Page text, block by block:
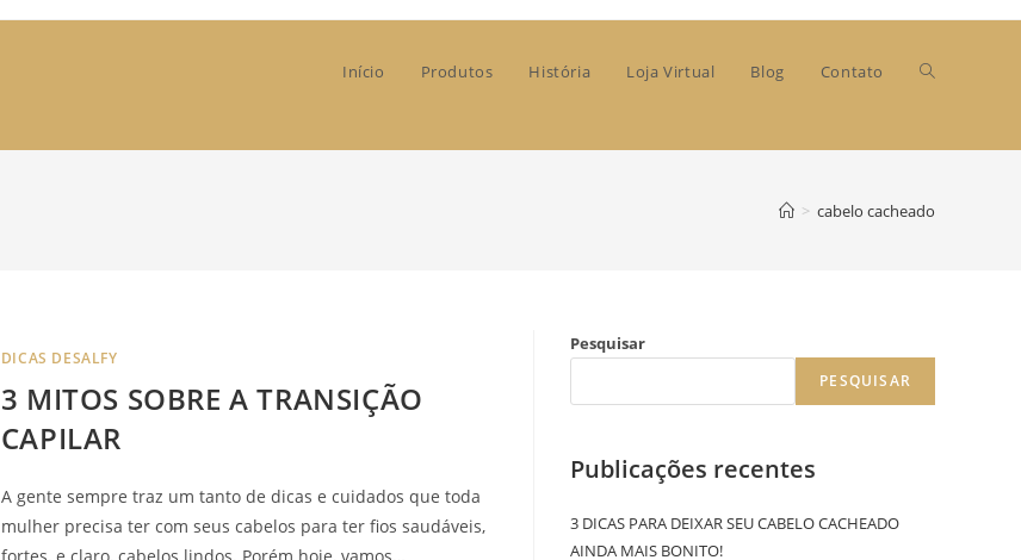
Início Produtos História Loja Virtual Blog Contato
> cabelo cacheado
DICAS DESALFY
3 MITOS SOBRE A TRANSIÇÃO
CAPILAR
A gente sempre traz um tanto de dicas e cuidados que toda
mulher precisa ter com seus cabelos para ter fios saudáveis,
fortes, e claro, cabelos lindos. Porém hoje, vamos…
Pesquisar
PESQUISAR
Publicações recentes
3 DICAS PARA DEIXAR SEU CABELO CACHEADO
AINDA MAIS BONITO!